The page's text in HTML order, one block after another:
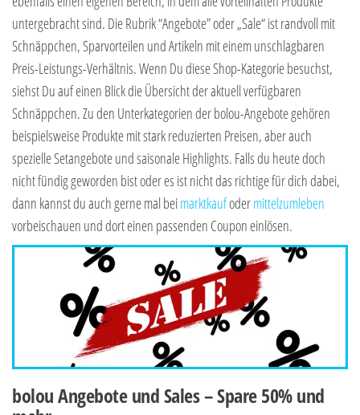
untergebracht sind. Die Rubrik “Angebote” oder „Sale“ ist randvoll mit
Schnäppchen, Sparvorteilen und Artikeln mit einem unschlagbaren
Preis-Leistungs-Verhältnis. Wenn Du diese Shop-Kategorie besuchst,
siehst Du auf einen Blick die Übersicht der aktuell verfügbaren
Schnäppchen. Zu den Unterkategorien der bolou-Angebote gehören
beispielsweise Produkte mit stark reduzierten Preisen, aber auch
spezielle Setangebote und saisonale Highlights. Falls du heute doch
nicht fündig geworden bist oder es ist nicht das richtige für dich dabei,
dann kannst du auch gerne mal beimarktkaufodermittelzumleben
vorbeischauen und dort einen passenden Coupon einlösen.
bolou Angebote und Sales – Spare 50% und